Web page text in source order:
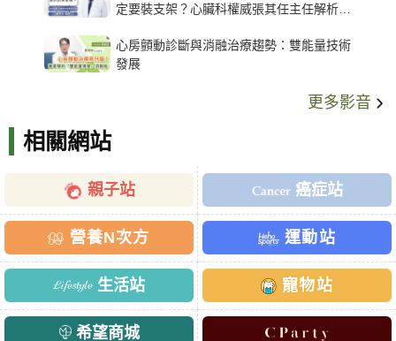
定要裝支架？心臟科權威張其任主任解析支
心房顫動診斷與消融治療趨勢：雙能量技術
發展
更多影音
相關網站
親子站 癌症站
營養N次方 運動站
生活站 寵物站
希望商城